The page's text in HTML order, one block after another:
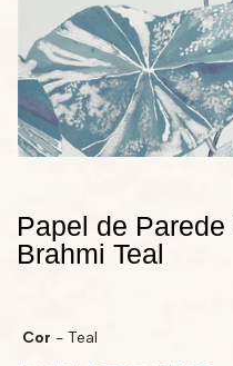
Papel de
Brahmi Teal
Cor - Teal